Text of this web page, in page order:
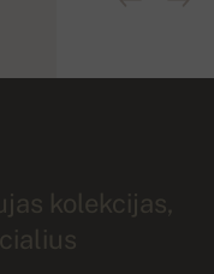
kolekcijas,